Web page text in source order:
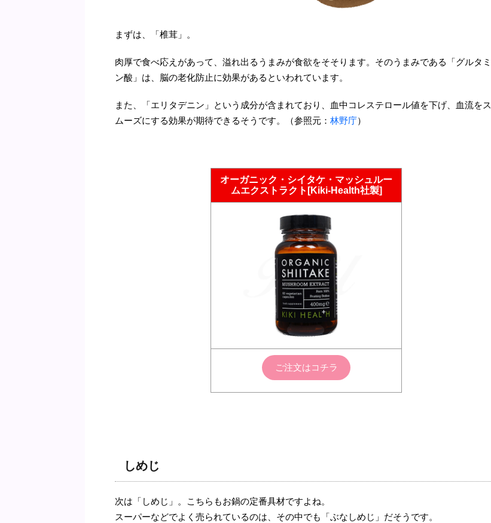
まずは、「椎茸」。
肉厚で食べ応えがあって、溢れ出るうまみが食欲をそそります。そのうまみである「グルタミ
ン酸」は、脳の老化防止に効果があるといわれています。
また、「エリタデニン」という成分が含まれており、血中コレステロール値を下げ、血流をス
ムーズにする効果が期待できるそうです。（参照元： 林野庁）
オーガニック・シイタケ・マッシュルー
ムエクストラクト[Kiki-Health社製]
ご注文はコチラ
しめじ
次は「しめじ」。こちらもお鍋の定番具材ですよね。
スーパーなどでよく売られているのは、その中でも「ぶなしめじ」だそうです。